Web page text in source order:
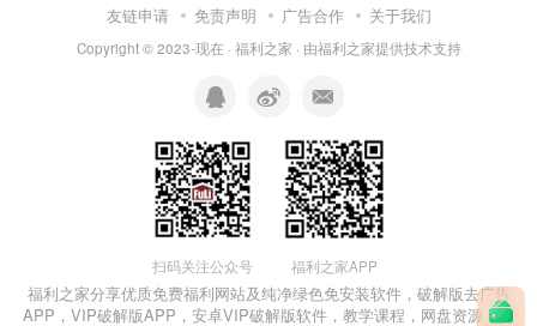
友链申请 免责声明 广告合作 关于我们
Copyright © 2023-现在 · 福利之家 · 由福利之家提供技术支持
扫码关注公众号 福利之家APP
福利之家分享优质免费福利网站及纯净绿色免安装软件， 破解版去广告
APP ， VIP破解版APP ， 安卓VIP破解版软件 ，教学课程，网盘资源，国